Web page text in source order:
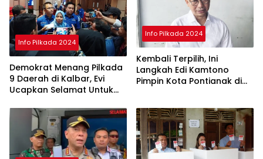
Info Pilkada 2024
Demokrat Menang Pilkada
9 Daerah di Kalbar, Evi
Ucapkan Selamat Untuk
Info Pilkada 2024
Kembali Terpilih, Ini
Langkah Edi Kamtono
Pimpin Kota Pontianak di